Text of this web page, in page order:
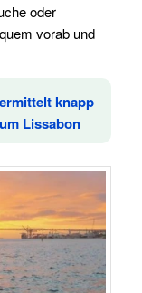
oder
vorab und
knapp
Lissabon